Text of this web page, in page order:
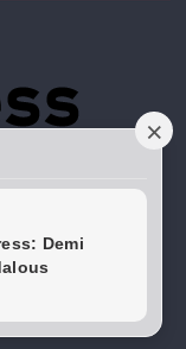
reserved.
by